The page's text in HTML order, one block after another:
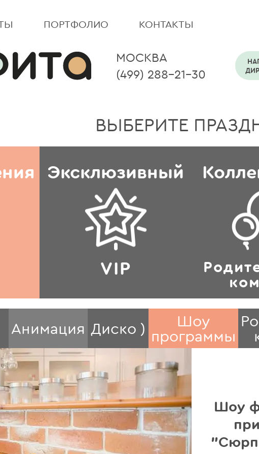
ПОРТФОЛИО КОНТАКТЫ
МОСКВА
(499) 288-21-30
ВЫБЕРИТЕ
Эксклюзивный
VIP
Анимация Диско ) Шоу
программы
Шоу